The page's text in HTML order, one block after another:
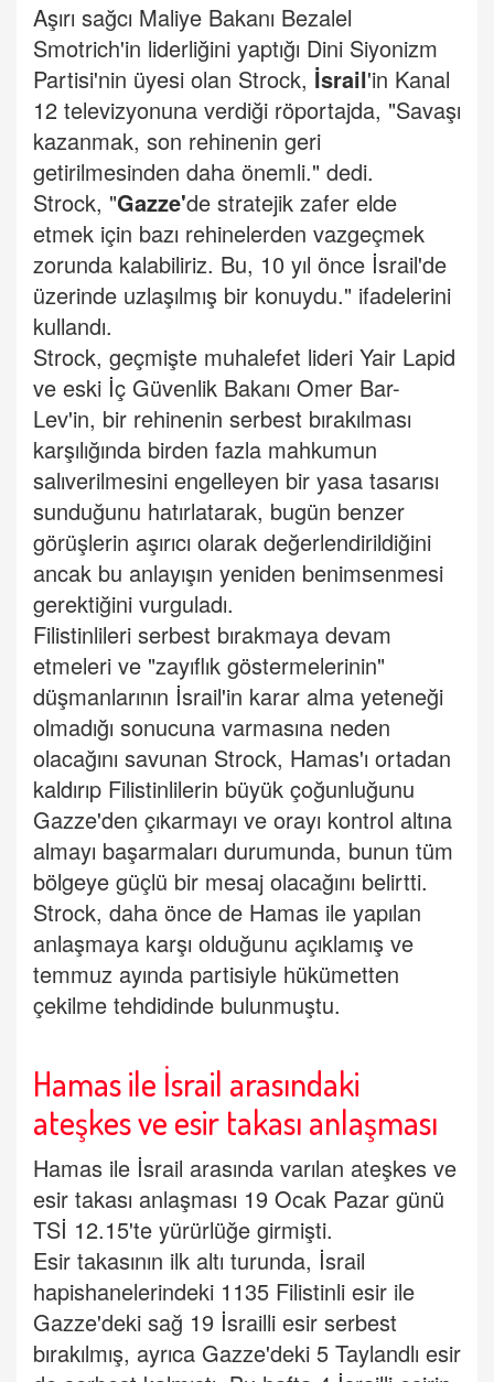
Aşırı sağcı Maliye Bakanı Bezalel
Smotrich'in liderliğini yaptığı Dini Siyonizm
Partisi'nin üyesi olan Strock, İsrail'in Kanal
12 televizyonuna verdiği röportajda, "Savaşı
kazanmak, son rehinenin geri
getirilmesinden daha önemli." dedi.
Strock, "Gazze'de stratejik zafer elde
etmek için bazı rehinelerden vazgeçmek
zorunda kalabiliriz. Bu, 10 yıl önce İsrail'de
üzerinde uzlaşılmış bir konuydu." ifadelerini
kullandı.
Strock, geçmişte muhalefet lideri Yair Lapid
ve eski İç Güvenlik Bakanı Omer Bar-
Lev'in, bir rehinenin serbest bırakılması
karşılığında birden fazla mahkumun
salıverilmesini engelleyen bir yasa tasarısı
sunduğunu hatırlatarak, bugün benzer
görüşlerin aşırıcı olarak değerlendirildiğini
ancak bu anlayışın yeniden benimsenmesi
gerektiğini vurguladı.
Filistinlileri serbest bırakmaya devam
etmeleri ve "zayıflık göstermelerinin"
düşmanlarının İsrail'in karar alma yeteneği
olmadığı sonucuna varmasına neden
olacağını savunan Strock, Hamas'ı ortadan
kaldırıp Filistinlilerin büyük çoğunluğunu
Gazze'den çıkarmayı ve orayı kontrol altına
almayı başarmaları durumunda, bunun tüm
bölgeye güçlü bir mesaj olacağını belirtti.
Strock, daha önce de Hamas ile yapılan
anlaşmaya karşı olduğunu açıklamış ve
temmuz ayında partisiyle hükümetten
çekilme tehdidinde bulunmuştu.
⁠⁠Hamas ile İsrail arasındaki
ateşkes ve esir takası anlaşması
Hamas ile İsrail arasında varılan ateşkes ve
esir takası anlaşması 19 Ocak Pazar günü
TSİ 12.15'te yürürlüğe girmişti.
Esir takasının ilk altı turunda, İsrail
hapishanelerindeki 1135 Filistinli esir ile
Gazze'deki sağ 19 İsrailli esir serbest
bırakılmış, ayrıca Gazze'deki 5 Taylandlı esir